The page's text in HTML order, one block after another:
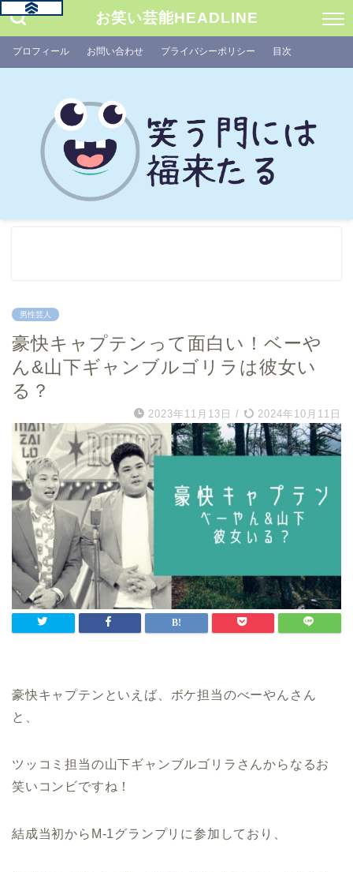
お笑い芸能HEADLINE
プロフィール お問い合わせ プライバシーポリシー 目次
男性芸人
豪快キャプテンって面白い！ベーや
ん&山下ギャンブルゴリラは彼女い
る？
2023年11月13日 / 2024年10月11日
豪快キャプテンといえば、ボケ担当のべーやんさん
と、
ツッコミ担当の山下ギャンブルゴリラさんからなるお
笑いコンビですね！
結成当初からM‐1グランプリに参加しており、